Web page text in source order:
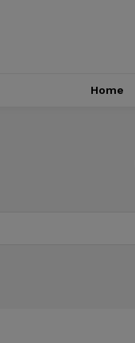
Home